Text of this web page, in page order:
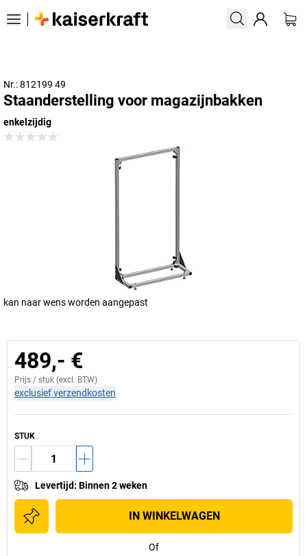
Nr.: 812199 49
Staanderstelling voor magazijnbakken
enkelzijdig
kan naar wens worden aangepast
489,- €
Prijs / stuk (excl. BTW)
exclusief verzendkosten
STUK
Levertijd: Binnen 2 weken
IN WINKELWAGEN
Of